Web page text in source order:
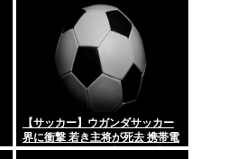
【サッカー】ウガンダサッカー
界に衝撃 若き主将が死去 携帯電
話強盗に抵抗した末に石で滅多